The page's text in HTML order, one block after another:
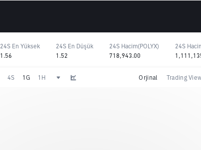
4S 1G 1H Orjinal Trading
24S En Yüksek
1.56
24S En Düşük
1.52
24S Hacim(POLYX)
718,943.00
24S